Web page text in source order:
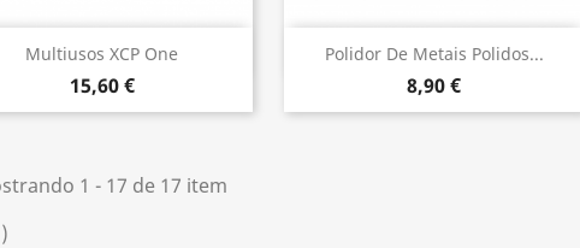
Multiusos XCP One
15,60 €
Vista rápida Polidor De Metais Polidos...
8,90 €
Vista rápida
1 - 17 de 17 item